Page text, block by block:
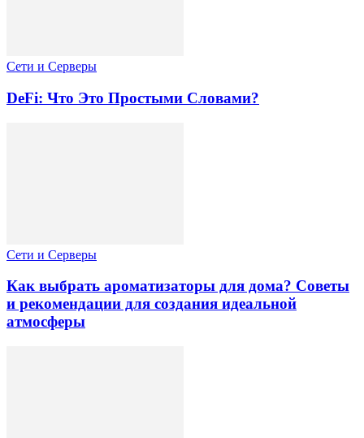
Сети и Серверы
DeFi: Что Это Простыми Словами?
Сети и Серверы
Как выбрать ароматизаторы для дома? Советы
и рекомендации для создания идеальной
атмосферы